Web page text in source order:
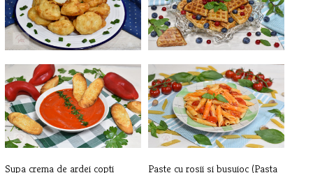
Conopida in crusta de aluat,
reteta[...]
Waflles cu ovaz si banane
Supa crema de ardei copti
Paste cu rosii si busuioc (Pasta